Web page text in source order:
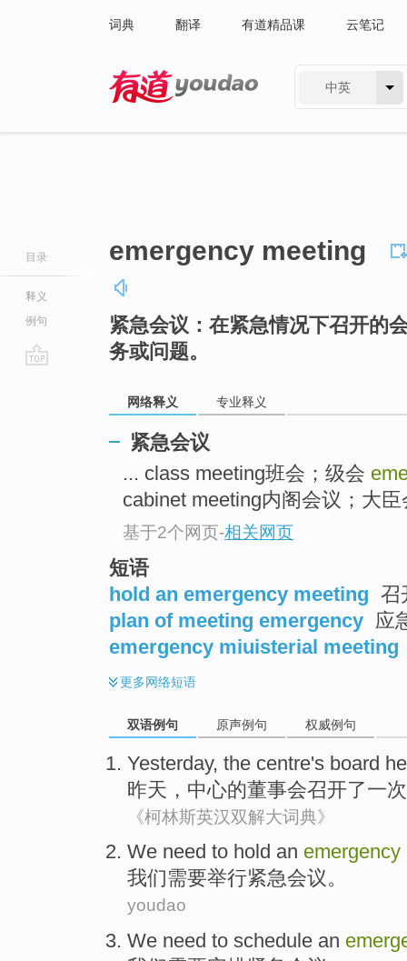
词典 翻译 有道精品课 云笔记
中英
目录
释义
例句
emergency meeting
紧急会议：在紧急情况下召开的
务或问题。
网络释义 专业释义
紧急会议
... class meeting班会；级会
cabinet meeting内阁会议；大臣
基于2个网页-相关网页
短语
hold an emergency meeting 召
plan of meeting emergency 应
emergency miuisterial meeting
更多网络短语
双语例句 原声例句 权威例句
Yesterday, the centre's board
昨天 ， 中心的董事会召开了一次
《柯林斯英汉双解大词典》
We need to hold an emergency
我们需要举行紧急会议。
youdao
We need to schedule an